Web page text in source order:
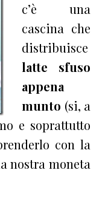
c’è una
cascina che
distribuisce
latte sfuso
appena
munto (si, a
e soprattutto
con la
nostra moneta